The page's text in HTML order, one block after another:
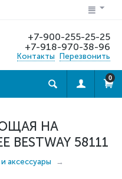
+7-900-255-25-25
+7-918-970-38-96
Контакты Перезвонить
0
НА
58111
аксессуары